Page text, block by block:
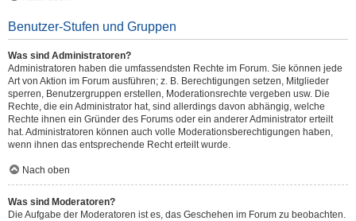
Benutzer-Stufen und Gruppen
Was sind Administratoren?
Administratoren haben die umfassendsten Rechte im Forum. Sie können jede
Art von Aktion im Forum ausführen; z. B. Berechtigungen setzen, Mitglieder
sperren, Benutzergruppen erstellen, Moderationsrechte vergeben usw. Die
Rechte, die ein Administrator hat, sind allerdings davon abhängig, welche
Rechte ihnen ein Gründer des Forums oder ein anderer Administrator erteilt
hat. Administratoren können auch volle Moderationsberechtigungen haben,
wenn ihnen das entsprechende Recht erteilt wurde.
Nach oben
Was sind Moderatoren?
Die Aufgabe der Moderatoren ist es, das Geschehen im Forum zu beobachten.